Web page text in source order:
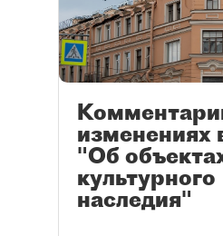
изменениях
"Об
культурного
наследия"